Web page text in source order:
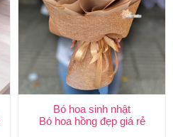
Bó hoa sinh nhật
Bó hoa hồng đẹp giá rẻ